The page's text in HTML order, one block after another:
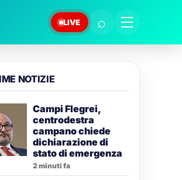
LIVE ⌕
NOTIZIE
Campi Flegrei,
centrodestra
campano chiede
dichiarazione di
stato di emergenza
2 minuti fa